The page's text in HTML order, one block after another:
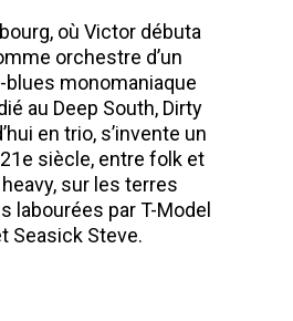
où Victor débuta
orchestre d’un
monomaniaque
au Deep South, Dirty
en trio, s’invente un
siècle, entre folk et
sur les terres
labourées par T-Model
Seasick Steve.